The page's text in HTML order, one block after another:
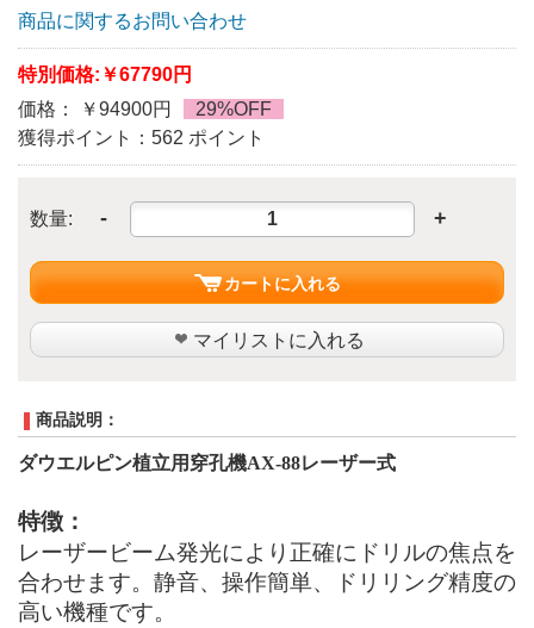
商品に関するお問い合わせ
特別価格: ￥67790円
価格： ￥94900円
29%OFF
獲得ポイント：562 ポイント
数量: - +
カートに入れる
マイリストに入れる
商品説明：
ダウエルピン植立用穿孔機AX-88レーザー式
特徴：
レーザービーム発光により正確にドリルの焦点を
合わせます。静音、操作簡単、ドリリング精度の
高い機種です。